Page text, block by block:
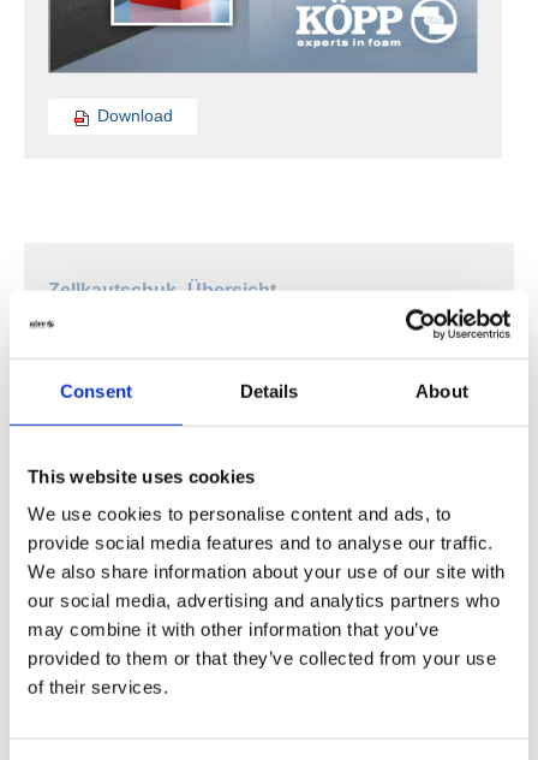
Consent Details About
This website uses cookies
We use cookies to personalise content and ads, to
provide social media features and to analyse our traffic.
We also share information about your use of our site with
our social media, advertising and analytics partners who
may combine it with other information that you’ve
provided to them or that they’ve collected from your use
of their services.
Download
Zellkautschuk- Übersicht